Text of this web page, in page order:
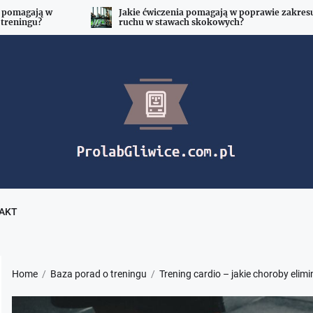
poprawie zakresu
Jakie ćwiczenia rozwijają siłę i wytrzymałość
treningu biegowym?
zawodowców
Home Baza porad o treningu Trening cardio – jakie choroby